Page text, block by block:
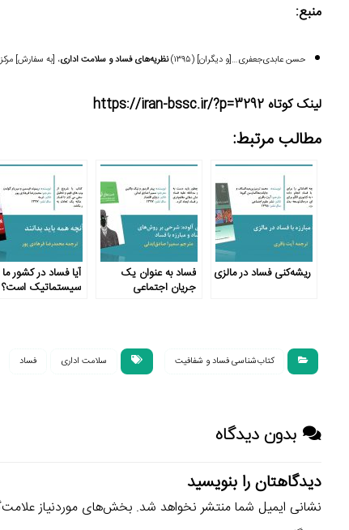
منبع:
حسن عابدی‌جعفری…[و دیگران] (۱۳۹۵) نظریه‌های فساد و سلامت اداری، [به سفارش]
لینک کوتاه https://iran-bssc.ir/?p=3292
مطالب مرتبط:
ریشه‌کنی فساد در مالزی
فساد به عنوان یک
جریان اجتماعی
آیا فساد در کشور ما
سیستماتیک است؟
کتاب‌شناسی فساد و شفافیت سلامت اداری فساد
بدون دیدگاه
دیدگاهتان را بنویسید
نشانی ایمیل شما منتشر نخواهد شد. بخش‌های موردنیاز